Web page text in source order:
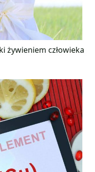
żywieniem człowieka